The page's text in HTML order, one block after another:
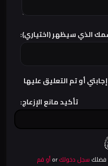
الذي سيظهر (اختياري):
أو تم التعليق عليها
تأكيد مانع الإزعاج:
فضلك سجل دخولكor
أو قم